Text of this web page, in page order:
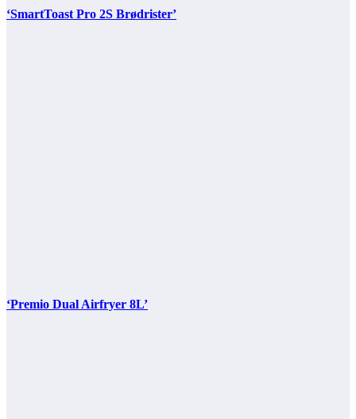
‘SmartToast Pro 2S Brødrister’
‘Premio Dual Airfryer 8L’